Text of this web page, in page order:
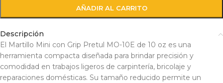
AÑADIR AL CARRITO
Descripción
El Martillo Mini con Grip Pretul MO-10E de 10 oz es una
herramienta compacta diseñada para brindar precisión y
comodidad en trabajos ligeros de carpintería, bricolaje y
reparaciones domésticas. Su tamaño reducido permite un